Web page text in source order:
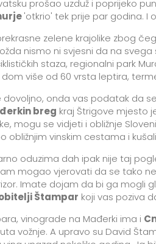
prošao uzduž i poprijeko
'otkrio' tek prije par godina. I
zelene krajolike zbog
nismo ni svjesni da na
staza, regionalni park
više od 60 vrsta leptira,
dovoljno, onda vas podatak da
breg kraj Štrigove mjesto
mogu se vidjeti i obližnje
obližnjim vinskim cestama i
oduzima dah ipak nije taj
mogao vjerovati da se tako
Imate dojam da bi ga mogli
Štampar koji vas poziva
vinograde na Mađerki ima i
vožnje. A upravo su David